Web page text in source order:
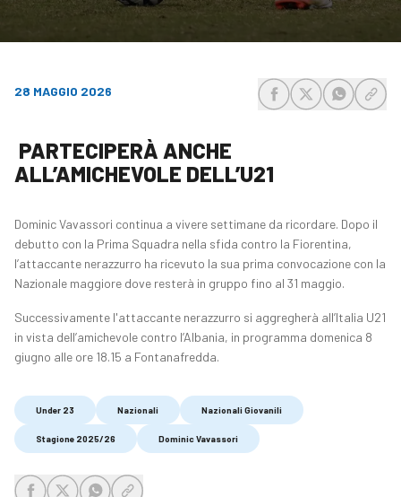
28 MAGGIO 2026
PARTECIPERÀ ANCHE
ALL’AMICHEVOLE DELL’U21
Dominic Vavassori continua a vivere settimane da ricordare. Dopo il
debutto con la Prima Squadra nella sfida contro la Fiorentina,
l’attaccante nerazzurro ha ricevuto la sua prima convocazione con la
Nazionale maggiore dove resterà in gruppo fino al 31 maggio.
Successivamente l'attaccante nerazzurro si aggregherà all’Italia U21
in vista dell’amichevole contro l’Albania, in programma domenica 8
giugno alle ore 18.15 a Fontanafredda.
Under 23 Nazionali Nazionali Giovanili
Stagione 2025/26 Dominic Vavassori